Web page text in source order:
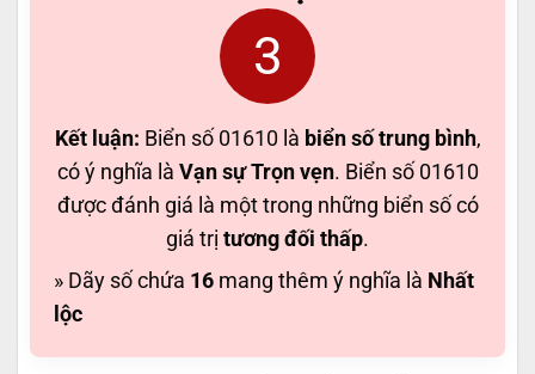
3
Kết luận: Biển số 01610 là biển số trung bình,
có ý nghĩa là Vạn sự Trọn vẹn. Biển số 01610
được đánh giá là một trong những biển số có
giá trị tương đối thấp.
» Dãy số chứa 16 mang thêm ý nghĩa là Nhất
lộc